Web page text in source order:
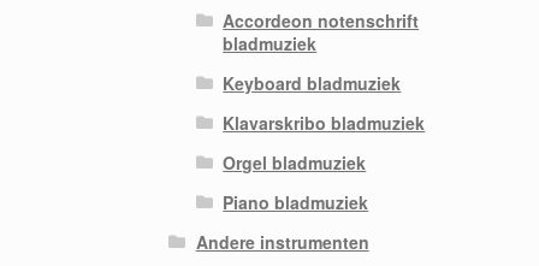
Accordeon notenschrift
bladmuziek
Keyboard bladmuziek
Klavarskribo bladmuziek
Orgel bladmuziek
Piano bladmuziek
Andere instrumenten